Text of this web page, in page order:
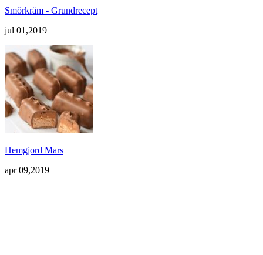
Smörkräm - Grundrecept
jul 01,2019
Hemgjord Mars
apr 09,2019